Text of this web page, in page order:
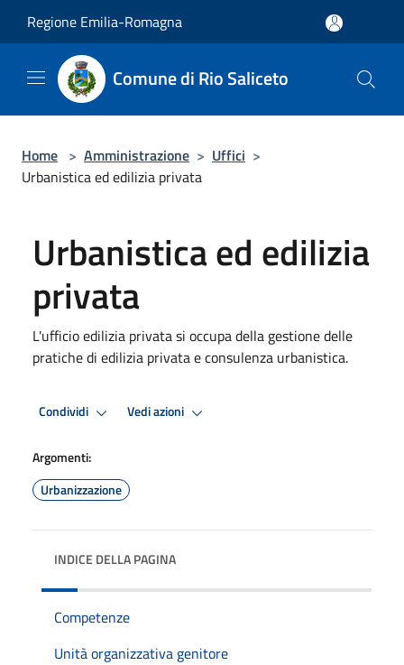
Regione Emilia-Romagna
Comune di Rio Saliceto
Home > Amministrazione > Uffici >
Urbanistica ed edilizia privata
Urbanistica ed edilizia
privata
L'ufficio edilizia privata si occupa della gestione delle
pratiche di edilizia privata e consulenza urbanistica.
Condividi Vedi azioni
Argomenti:
Urbanizzazione
INDICE DELLA PAGINA
Competenze
Unità organizzativa genitore